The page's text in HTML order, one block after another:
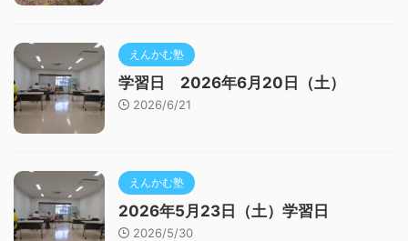
えんかむ塾
学習日 2026年6月20日（土）
2026/6/21
えんかむ塾
2026年5月23日（土）学習日
2026/5/30